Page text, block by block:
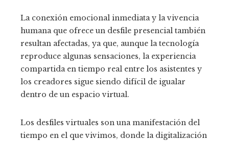
La conexión emocional inmediata y la vivencia
humana que ofrece un desfile presencial también
resultan afectadas, ya que, aunque la tecnología
reproduce algunas sensaciones, la experiencia
compartida en tiempo real entre los asistentes y
los creadores sigue siendo difícil de igualar
dentro de un espacio virtual.
Los desfiles virtuales son una manifestación del
tiempo en el que vivimos, donde la digitalización